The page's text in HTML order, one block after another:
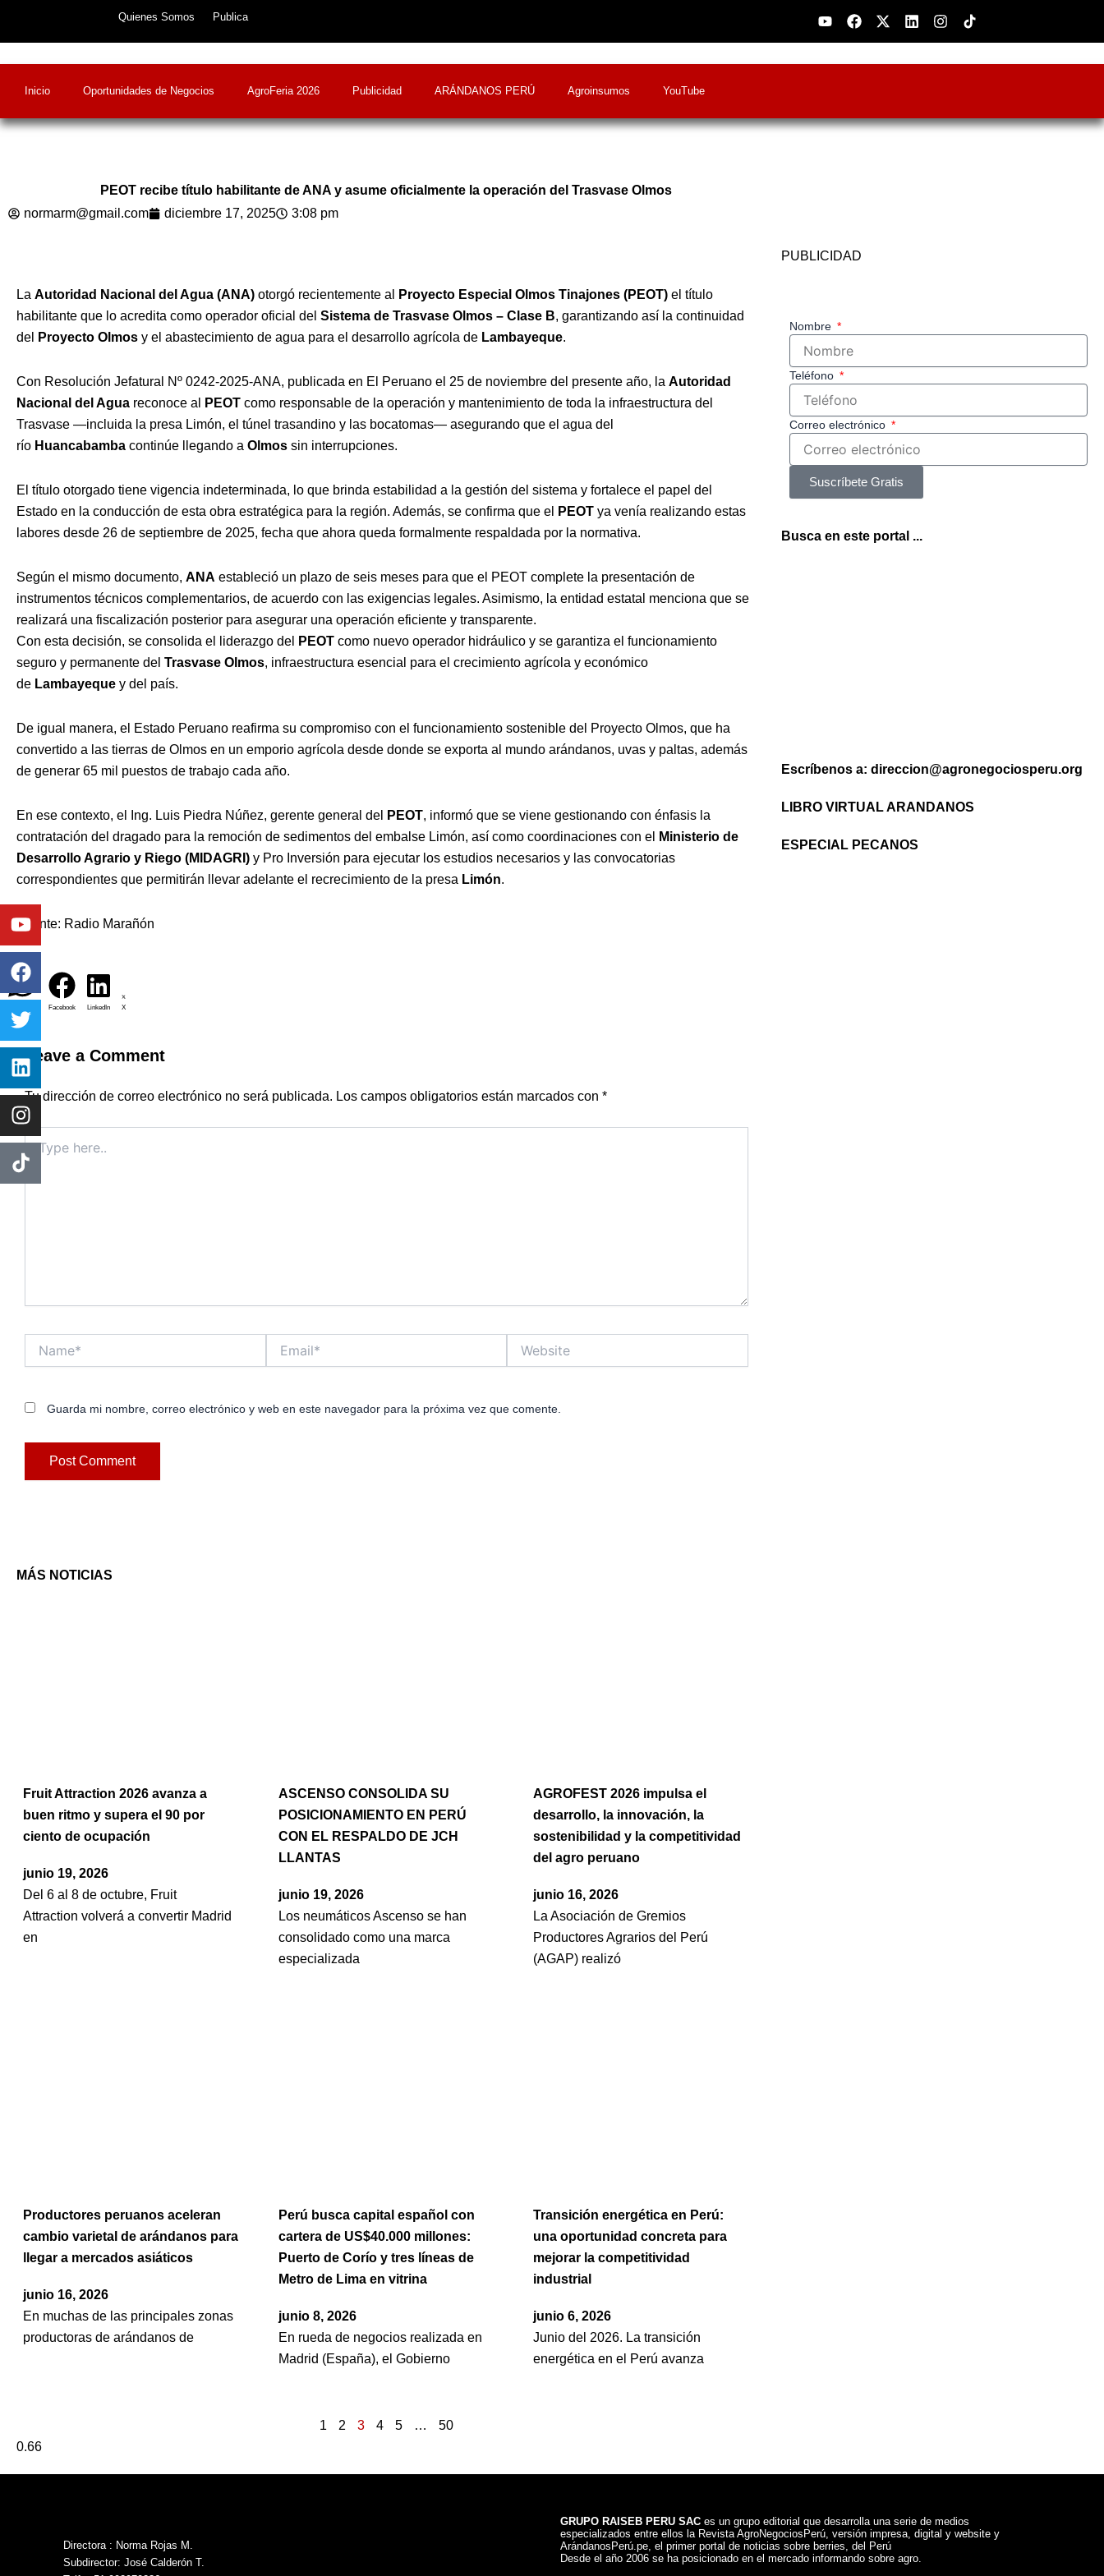
Quienes Somos Publica YoutubeFacebook
X-
twitter
LinkedinInstagram
Inicio Oportunidades de Negocios AgroFeria 2026 Publicidad ARÁNDANOS PERÚ Agroinsumos YouTube
PEOT recibe título habilitante de ANA y asume oficialmente la operación del Trasvase Olmos
normarm@gmail.com
diciembre 17, 2025 3:08 pm
La Autoridad Nacional del Agua (ANA) otorgó recientemente al Proyecto Especial Olmos Tinajones (PEOT) el título
habilitante que lo acredita como operador oficial del Sistema de Trasvase Olmos – Clase B, garantizando así la continuidad
del
Proyecto Olmos y el abastecimiento de agua para el desarrollo agrícola de Lambayeque.
Con Resolución Jefatural Nº 0242-2025-ANA, publicada en El Peruano el 25 de noviembre del presente año, la Autoridad
Nacional del Agua reconoce al PEOT como responsable de la operación y mantenimiento de toda la infraestructura del
Trasvase —incluida la presa Limón, el túnel trasandino y las bocatomas— asegurando que el agua del
río Huancabamba continúe llegando a Olmos sin interrupciones.
El título otorgado tiene vigencia indeterminada, lo que brinda estabilidad a la gestión del sistema y fortalece el papel del
Estado en la conducción de esta obra estratégica para la región. Además, se confirma que el
PEOT ya venía realizando estas
labores desde 26 de septiembre de 2025, fecha que ahora queda formalmente respaldada por la normativa.
Según el mismo documento, ANA estableció un plazo de seis meses para que el PEOT complete la presentación de
instrumentos técnicos complementarios, de acuerdo con las exigencias legales. Asimismo, la entidad estatal menciona que se
realizará una fiscalización posterior para asegurar una operación eficiente y transparente.
Con esta decisión, se consolida el liderazgo del
PEOT como nuevo operador hidráulico y se garantiza el funcionamiento
seguro y permanente del Trasvase Olmos, infraestructura esencial para el crecimiento agrícola y económico
de Lambayeque y del país.
De igual manera, el Estado Peruano reafirma su compromiso con el funcionamiento sostenible del Proyecto Olmos, que ha
convertido a las tierras de Olmos en un emporio agrícola desde donde se exporta al mundo arándanos, uvas y paltas, además
de generar 65 mil puestos de trabajo cada año.
En ese contexto, el Ing. Luis Piedra Núñez, gerente general del PEOT, informó que se viene gestionando con énfasis la
contratación del dragado para la remoción de sedimentos del embalse Limón, así como coordinaciones con el
Ministerio de
Desarrollo Agrario y Riego (MIDAGRI) y Pro Inversión para ejecutar los estudios necesarios y las convocatorias
correspondientes que permitirán llevar adelante el recrecimiento de la presa Limón.
Fuente: Radio Marañón
Facebook LinkedIn X
Leave a Comment
Tu dirección de correo electrónico no será publicada. Los campos obligatorios están marcados con *
Type
here..
Guarda mi nombre, correo electrónico y web en este navegador para la próxima vez que comente.
MÁS NOTICIAS
Fruit Attraction 2026 avanza a
buen ritmo y supera el 90 por
ciento de ocupación
junio 19, 2026
Del 6 al 8 de octubre, Fruit
Attraction volverá a convertir Madrid
en
ASCENSO CONSOLIDA SU
POSICIONAMIENTO EN PERÚ
CON EL RESPALDO DE JCH
LLANTAS
junio 19, 2026
Los neumáticos Ascenso se han
consolidado como una marca
especializada
AGROFEST 2026 impulsa el
desarrollo, la innovación, la
sostenibilidad y la competitividad
del agro peruano
junio 16, 2026
La Asociación de Gremios
Productores Agrarios del Perú
(AGAP) realizó
Productores peruanos aceleran
cambio varietal de arándanos para
llegar a mercados asiáticos
junio 16, 2026
En muchas de las principales zonas
productoras de arándanos de
Perú busca capital español con
cartera de US$40.000 millones:
Puerto de Corío y tres líneas de
Metro de Lima en vitrina
junio 8, 2026
En rueda de negocios realizada en
Madrid (España), el Gobierno
Transición energética en Perú:
una oportunidad concreta para
mejorar la competitividad
industrial
junio 6, 2026
Junio del 2026. La transición
energética en el Perú avanza
1 2 3 4 5 … 50
PUBLICIDAD
Nombre
Teléfono
Correo electrónico
Suscríbete Gratis
Busca en este portal ...
Escríbenos a: direccion@agronegociosperu.org
LIBRO VIRTUAL ARANDANOS
ESPECIAL PECANOS
Directora : Norma Rojas M.
Subdirector: José Calderón T.
GRUPO RAISEB PERU SAC es un grupo editorial que desarrolla una serie de medios
especializados entre ellos la Revista AgroNegociosPerú, versión impresa, digital y website y
ArándanosPerú.pe, el primer portal de noticias sobre berries, del Perú
Desde el año 2006 se ha posicionado en el mercado informando sobre agro.
Youtube
Facebook
Twitter
Linkedin
Instagram